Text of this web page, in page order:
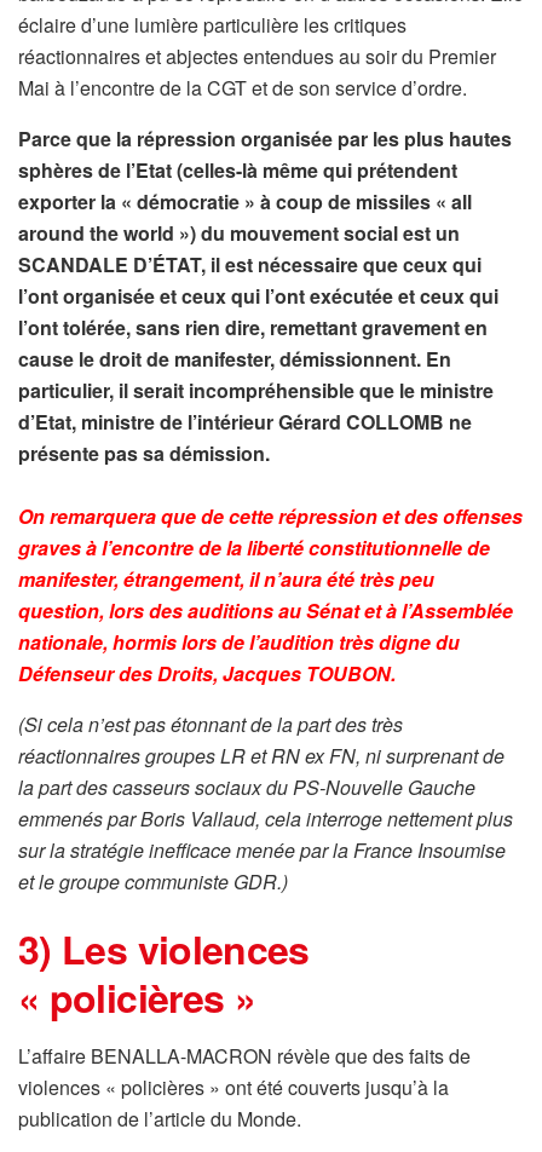
éclaire d’une lumière particulière les critiques
réactionnaires et abjectes entendues au soir du Premier
Mai à l’encontre de la CGT et de son service d’ordre.
Parce que la répression organisée par les plus hautes
sphères de l’Etat (celles-là même qui prétendent
exporter la « démocratie » à coup de missiles « all
around the world ») du mouvement social est un
SCANDALE D’ÉTAT, il est nécessaire que ceux qui
l’ont organisée et ceux qui l’ont exécutée et ceux qui
l’ont tolérée, sans rien dire, remettant gravement en
cause le droit de manifester, démissionnent. En
particulier, il serait incompréhensible que le ministre
d’Etat, ministre de l’intérieur Gérard COLLOMB ne
présente pas sa démission.
On remarquera que de cette répression et des offenses
graves à l’encontre de la liberté constitutionnelle de
manifester, étrangement, il n’aura été très peu
question, lors des auditions au Sénat et à l’Assemblée
nationale, hormis lors de l’audition très digne du
Défenseur des Droits, Jacques TOUBON.
(Si cela n’est pas étonnant de la part des très
réactionnaires groupes LR et RN ex FN, ni surprenant de
la part des casseurs sociaux du PS-Nouvelle Gauche
emmenés par Boris Vallaud, cela interroge nettement plus
sur la stratégie inefficace menée par la France Insoumise
et le groupe communiste GDR.)
3) Les violences
« policières »
L’affaire BENALLA-MACRON révèle que des faits de
violences « policières » ont été couverts jusqu’à la
publication de l’article du Monde.